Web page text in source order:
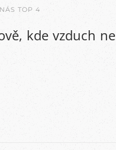
TOP 4
kde vzduch